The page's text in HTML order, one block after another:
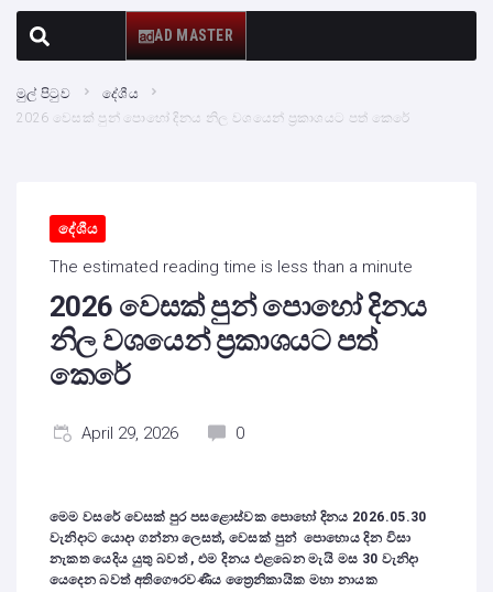
AD MASTER
මුල් පිටුව
දේශීය
2026 වෙසක් පුන් පොහෝ දිනය නිල වශයෙන් ප්‍රකාශයට පත් කෙරේ
දේශීය
The estimated reading time is less than a minute
2026 වෙසක් පුන් පොහෝ දිනය
නිල වශයෙන් ප්‍රකාශයට පත්
කෙරේ
April 29, 2026 0
මෙම වසරේ වෙසක් පුර පසළොස්වක පොහෝ දිනය 2026.05.30
වැනිදාට යොදා ගන්නා ලෙසත්, වෙසක් පුන් පොහොය දින විසා
නැකත යෙදිය යුතු බවත් , එම දිනය එළබෙන මැයි මස 30 වැනිදා
යෙදෙන බවත් අතිගෞරවණීය ත්‍රෛනිකායික මහා නායක